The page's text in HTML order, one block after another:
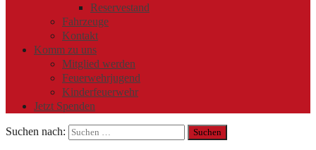
Reservestand
Fahrzeuge
Kontakt
Komm zu uns
Mitglied werden
Feuerwehrjugend
Kinderfeuerwehr
Jetzt Spenden
Suchen nach: